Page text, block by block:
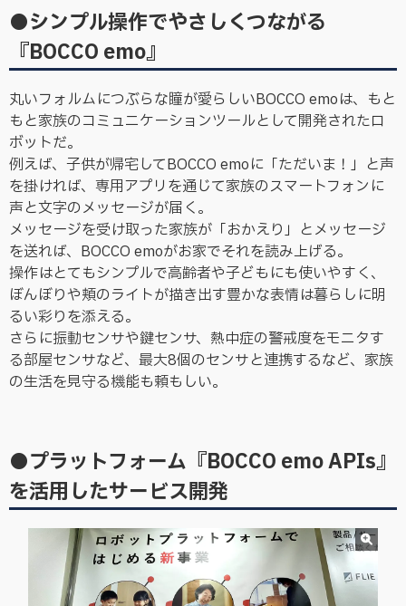
●シンプル操作でやさしくつながる
『BOCCO emo』
丸いフォルムにつぶらな瞳が愛らしいBOCCO emoは、もと
もと家族のコミュニケーションツールとして開発されたロ
ボットだ。
例えば、子供が帰宅してBOCCO emoに「ただいま！」と声
を掛ければ、専用アプリを通じて家族のスマートフォンに
声と文字のメッセージが届く。
メッセージを受け取った家族が「おかえり」とメッセージ
を送れば、BOCCO emoがお家でそれを読み上げる。
操作はとてもシンプルで高齢者や子どもにも使いやすく、
ぼんぼりや頬のライトが描き出す豊かな表情は暮らしに明
るい彩りを添える。
さらに振動センサや鍵センサ、熱中症の警戒度をモニタす
る部屋センサなど、最大8個のセンサと連携するなど、家族
の生活を見守る機能も頼もしい。
●プラットフォーム『BOCCO emo APIs』
を活用したサービス開発